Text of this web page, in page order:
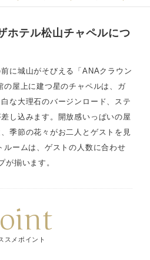
ホテル松山チャペルにつ
に城山がそびえる「ANAクラウン
の屋上に建つ星のチャペルは、ガ
な大理石のバージンロード、ステ
し込みます。開放感いっぱいの屋
季節の花々がお二人とゲストを見
ルームは、ゲストの人数に合わせ
が揃います。
スメポイント